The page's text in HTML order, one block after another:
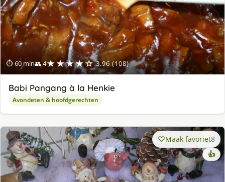
⏱ 60 min👥 4★★★★☆ 3.96 (108)
Babi Pangang à la Henkie
Avondeten & hoofdgerechten
Maak favoriet8
👍